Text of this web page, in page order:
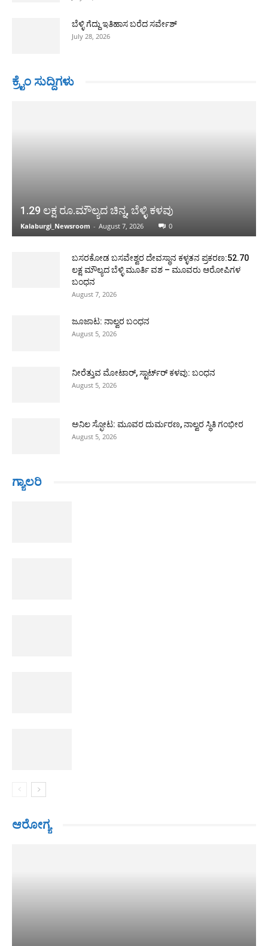
ಬೆಳ್ಳಿ ಗೆದ್ದು ಇತಿಹಾಸ ಬರೆದ ಸರ್ವೇಶ್
July 28, 2026
ಕ್ರೈಂ ಸುದ್ದಿಗಳು
1.29 ಲಕ್ಷ ರೂ.ಮೌಲ್ಯದ ಚಿನ್ನ, ಬೆಳ್ಳಿ ಕಳವು
Kalaburgi_Newsroom - August 7, 2026 0
ಬಸರಕೋಡ ಬಸವೇಶ್ವರ ದೇವಸ್ಥಾನ ಕಳ್ಳತನ ಪ್ರಕರಣ:52.70
ಲಕ್ಷ ಮೌಲ್ಯದ ಬೆಳ್ಳಿ ಮೂರ್ತಿ ವಶ – ಮೂವರು ಆರೋಪಿಗಳ
ಬಂಧನ
August 7, 2026
ಜೂಜಾಟ: ನಾಲ್ವರ ಬಂಧನ
August 5, 2026
ನೀರೆತ್ತುವ ಮೋಟಾರ್, ಸ್ಟಾರ್ಟ್‍ರ್ ಕಳವು: ಬಂಧನ
August 5, 2026
ಅನಿಲ ಸ್ಫೋಟ: ಮೂವರ ದುರ್ಮರಣ, ನಾಲ್ವರ ಸ್ಥಿತಿ ಗಂಭೀರ
August 5, 2026
ಗ್ಯಾಲರಿ
ಆರೋಗ್ಯ